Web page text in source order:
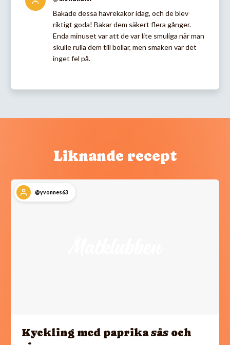
Bakade dessa havrekakor idag, och de blev
riktigt goda! Bakar dem säkert flera gånger.
Enda minuset var att de var lite smuliga när man
skulle rulla dem till bollar, men smaken var det
inget fel på.
Liknande recept
@yvonnes63
Kyckling med paprika sås och